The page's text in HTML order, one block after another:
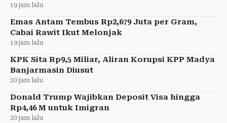
19 jam lalu
Emas Antam Tembus Rp2,679 Juta per Gram,
Cabai Rawit Ikut Melonjak
19 jam lalu
KPK Sita Rp9,5 Miliar, Aliran Korupsi KPP Madya
Banjarmasin Diusut
20 jam lalu
Donald Trump Wajibkan Deposit Visa hingga
Rp4,46 M untuk Imigran
20 jam lalu